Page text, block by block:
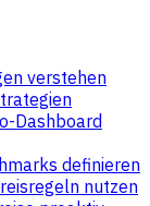
verstehen
Dashboard
definieren
nutzen